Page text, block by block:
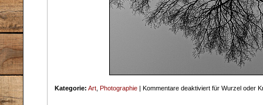
Kategorie: Art Photographie | Kommentare deaktiviert für Wurzel oder